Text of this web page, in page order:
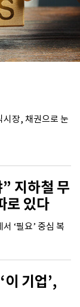
장, 채권으로 눈
지하철 무
로 있다
‘필요’ 중심 복
기업’,